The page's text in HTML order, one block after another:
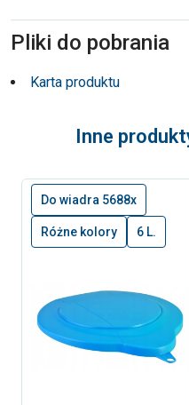
Pliki do pobrania
Karta produktu
Inne
Do wiadra 5688x
Różne kolory 6 L.